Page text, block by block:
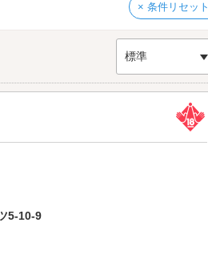
× 条件リセット
標準
5-10-9